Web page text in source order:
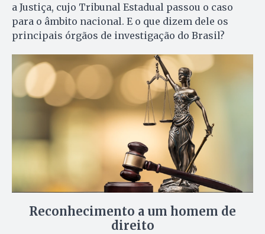
a Justiça, cujo Tribunal Estadual passou o caso
para o âmbito nacional. E o que dizem dele os
principais órgãos de investigação do Brasil?
Reconhecimento a um homem de
direito